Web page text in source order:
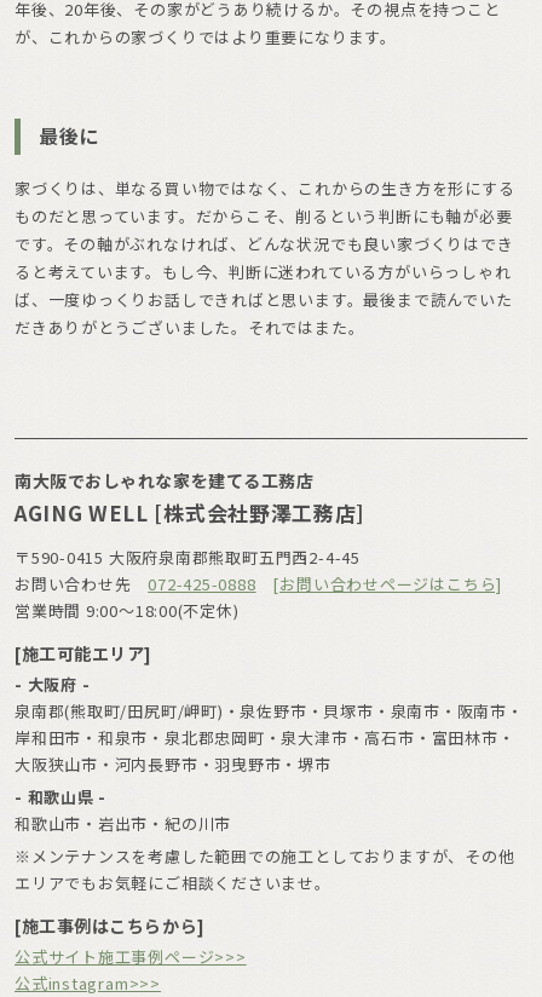
年後、20年後、その家がどうあり続けるか。その視点を持つこと
が、これからの家づくりではより重要になります。
最後に
家づくりは、単なる買い物ではなく、これからの生き方を形にする
ものだと思っています。だからこそ、削るという判断にも軸が必要
です。その軸がぶれなければ、どんな状況でも良い家づくりはでき
ると考えています。もし今、判断に迷われている方がいらっしゃれ
ば、一度ゆっくりお話しできればと思います。最後まで読んでいた
だきありがとうございました。それではまた。
南大阪でおしゃれな家を建てる工務店
AGING WELL [株式会社野澤工務店]
〒590-0415 大阪府泉南郡熊取町五門西2-4-45
お問い合わせ先072-425-0888
[お問い合わせページはこちら]
営業時間 9:00〜18:00(不定休)
[施工可能エリア]
- 大阪府 -
泉南郡(熊取町/田尻町/岬町)・泉佐野市・貝塚市・泉南市・阪南市・
岸和田市・和泉市・泉北郡忠岡町・泉大津市・高石市・富田林市・
大阪狭山市・河内長野市・羽曳野市・堺市
- 和歌山県 -
和歌山市・岩出市・紀の川市
※メンテナンスを考慮した範囲での施工としておりますが、その他
エリアでもお気軽にご相談くださいませ。
[施工事例はこちらから]
公式サイト施工事例ページ>>>
公式instagram>>>